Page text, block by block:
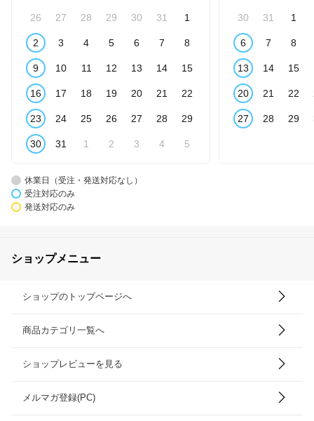
26 27 28 29 30 31 1
2 3 4 5 6 7 8
9 10 11 12 13 14 15
16 17 18 19 20 21 22
23 24 25 26 27 28 29
30 31 1 2 3 4 5
30 31 1
6 7 8
13 14 15
20 21 22
27 28 29
休業日（受注・発送対応なし）
受注対応のみ
発送対応のみ
ショップメニュー
ショップのトップページへ
商品カテゴリ一覧へ
ショップレビューを見る
メルマガ登録(PC)